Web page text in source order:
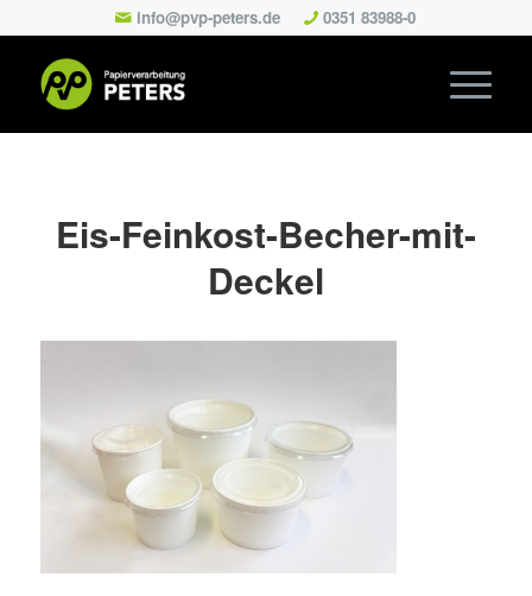
info@pvp-peters.de 0351 83988-0
Eis-Feinkost-Becher-mit-
Deckel